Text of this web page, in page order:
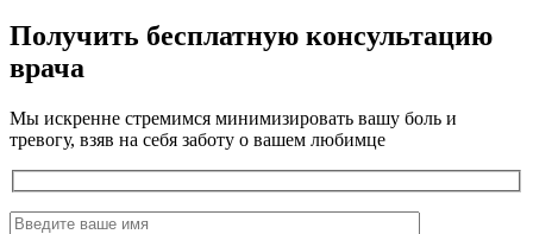
Получить бесплатную консультацию
врача
Мы искренне стремимся минимизировать вашу боль и
тревогу, взяв на себя заботу о вашем любимце